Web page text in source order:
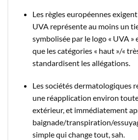
Les règles européennes
UVA représente au moins un
symbolisée par le logo « UVA »
que les catégories « haut »/«
standardisent les allégations.​
Les sociétés dermatologiques
une réapplication environ
extérieur, et immédiatement
baignade/transpiration/
simple qui change tout, sah.​